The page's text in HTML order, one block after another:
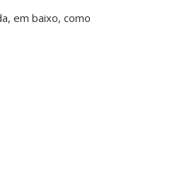
em baixo, como